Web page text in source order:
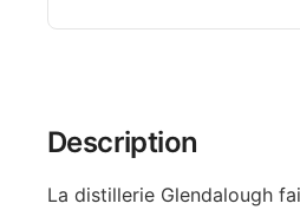
Description
La distillerie Glendalough